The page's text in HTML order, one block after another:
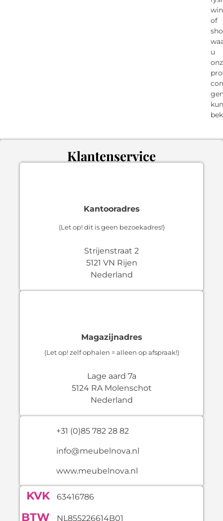
of
u
Klantenservice
Kantooradres
(Let op! dit is geen bezoekadres!)
Strijenstraat 2
5121 VN Rijen
Nederland
Magazijnadres
(Let op! zelf ophalen = alleen op afspraak!)
Lage aard 7a
5124 RA Molenschot
Nederland
+31 (0)85 782 28 82
info@meubelnova.nl
www.meubelnova.nl
KVK 63416786
BTW NL855226614B01